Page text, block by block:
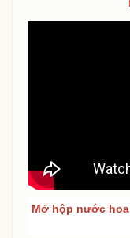
Mở hộp nước hoa